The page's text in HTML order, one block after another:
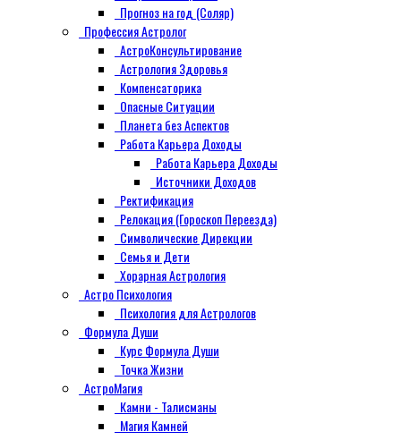
Прогноз на год (Соляр)
Профессия Астролог
АстроКонсультирование
Астрология Здоровья
Компенсаторика
Опасные Ситуации
Планета без Аспектов
Работа Карьера Доходы
Работа Карьера Доходы
Источники Доходов
Ректификация
Релокация (Гороскоп Переезда)
Символические Дирекции
Семья и Дети
Хорарная Астрология
Астро Психология
Психология для Астрологов
Формула Души
Курс Формула Души
Точка Жизни
АстроМагия
Камни - Талисманы
Магия Камней